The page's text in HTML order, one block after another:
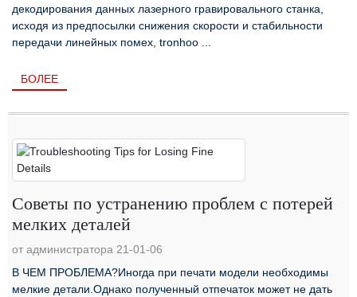
декодирования данных лазерного гравировального станка,
исходя из предпосылки снижения скорости и стабильности
передачи линейных помех, tronhoo ...
БОЛЕЕ
Советы по устранению проблем с потерей
мелких деталей
от администратора 21-01-06
В ЧЕМ ПРОБЛЕМА?Иногда при печати модели необходимы
мелкие детали.Однако полученный отпечаток может не дать